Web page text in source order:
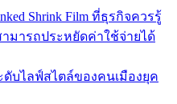
Shrink Film ที่ธุรกิจควรรู้
ามารถประหยัดค่าใช้จ่ายได้
ะดับไลฟ์สไตล์ของคนเมืองยุค